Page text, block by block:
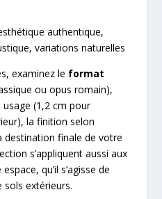
authentique,
variations naturelles
examinez le format
ou opus romain),
usage (1,2 cm pour
la finition selon
destination finale de votre
s’appliquent aussi aux
qu’il s’agisse de
extérieurs.